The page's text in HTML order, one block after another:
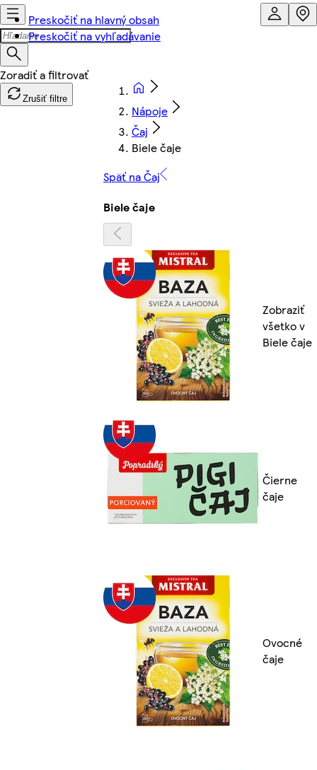
Preskočiť na hlavný obsah
Preskočiť na vyhľadávanie
Zrušiť filtre
Nápoje
Čaj
Biele čaje
Späť na Čaj
Biele čaje
Zobraziť
všetko v
Biele čaje
Čierne
čaje
Ovocné
čaje